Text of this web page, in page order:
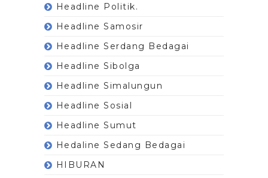
Headline Politik.
Headline Samosir
Headline Serdang Bedagai
Headline Sibolga
Headline Simalungun
Headline Sosial
Headline Sumut
Hedaline Sedang Bedagai
HIBURAN